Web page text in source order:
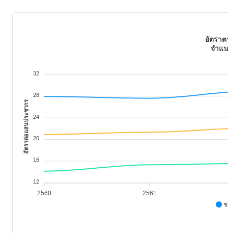
2560 2561
อัตรา
จำแ
32
28
24
20
16
12
อัตราต่อแสนประชากร